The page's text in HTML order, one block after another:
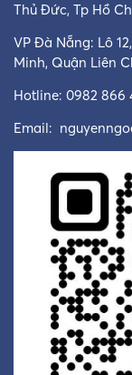
Thủ Đức, Tp Hồ
VP Đà Nẵng: Lô
Minh, Quận Liên
Hotline: 0982 866
Email: